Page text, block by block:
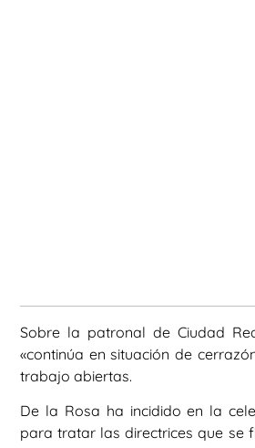
Sobre la patronal de Ciudad
«continúa en situación de
trabajo abiertas.
De la Rosa ha incidido en la
para tratar las directrices que se